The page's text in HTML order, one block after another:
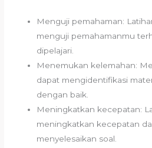
Menguji pemahaman:
menguji pemahamanmu
dipelajari.
Menemukan kelemahan:
dapat mengidentifikasi
dengan baik.
Meningkatkan kecepatan:
meningkatkan kecepatan
menyelesaikan soal.